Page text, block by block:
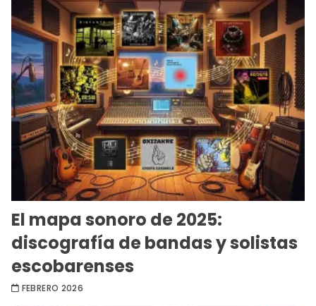
El mapa sonoro de 2025:
discografía de bandas y solistas
escobarenses
FEBRERO 2026